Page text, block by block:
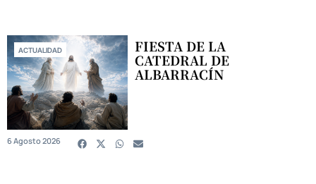
ACTUALIDAD FIESTA DE LA
CATEDRAL DE
ALBARRACÍN
6 Agosto 2026